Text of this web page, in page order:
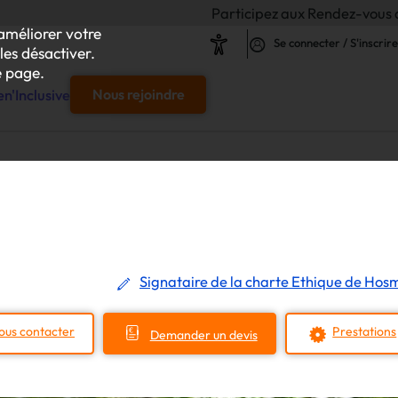
votre
désactiver.
page.
Participez aux Rendez-vous de l'Inclusion
Se connecter / S'inscrire
Nous rejoindre
Signataire de la charte Ethique de
contacter Demander un devis Prestations